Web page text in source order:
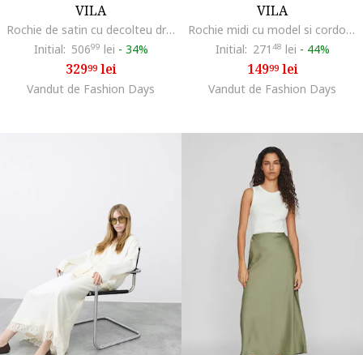
VILA
Rochie de satin cu decolteu drapat, Piersica
Initial: 50699 lei - 34%
32999lei
Vandut de Fashion Days
VILA
Rochie midi cu model si cordon in talie, Alb fildes
Initial: 271 48 lei - 44%
14999lei
Vandut de Fashion Days